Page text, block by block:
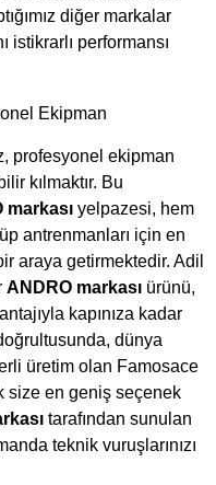
diğer markalar
istikrarlı performansı
Ekipman
profesyonel ekipman
kılmaktır. Bu
markası yelpazesi, hem
antrenmanları için en
araya getirmektedir. Adil
ANDRO markası ürünü,
kapınıza kadar
dünya
üretim olan Famosace
size en geniş seçenek
tarafından sunulan
teknik vuruşlarınızı